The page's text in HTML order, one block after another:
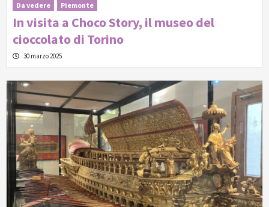
Da vedere Piemonte
In visita a Choco Story, il museo del
cioccolato di Torino
30 marzo 2025